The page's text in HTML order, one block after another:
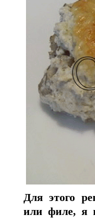
Для этого
или филе, я